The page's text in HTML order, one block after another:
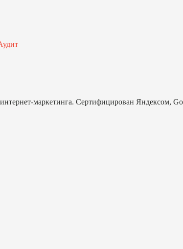
интернет-маркетинга. Сертифицирован Яндексом,